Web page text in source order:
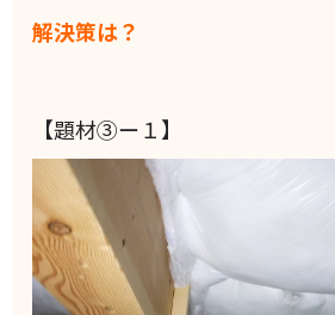
解決策は？
【題材③ー１】